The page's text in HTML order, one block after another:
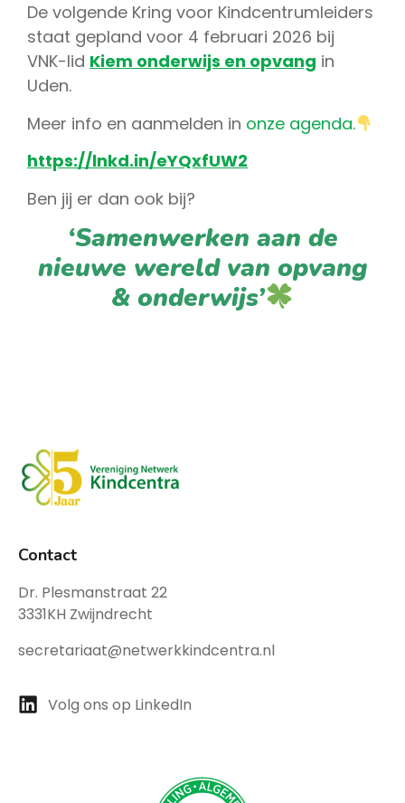
De volgende Kring voor Kindcentrumleiders
staat gepland voor 4 februari 2026 bij
VNK-lid Kiem onderwijs en opvang in
Uden.
Meer info en aanmelden in onze agenda.
https://lnkd.in/eYQxfUW2
Ben jij er dan ook bij?
‘Samenwerken aan de
nieuwe wereld van opvang
& onderwijs’
Contact
Dr. Plesmanstraat 22
3331KH Zwijndrecht
secretariaat@netwerkkindcentra.nl
Volg ons op LinkedIn